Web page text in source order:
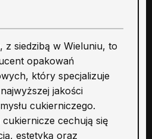
z siedzibą w Wieluniu, to
opakowań
który specjalizuje
jakości
cukierniczego.
cechują się
estetyką oraz